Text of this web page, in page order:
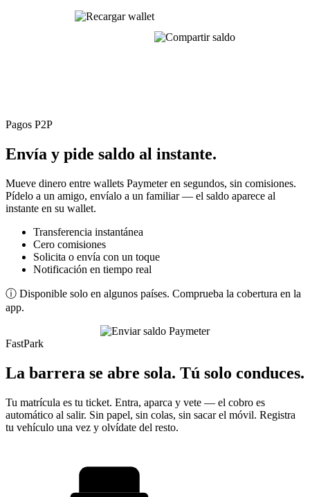
Pagos P2P
Envía y pide saldo al instante.
Mueve dinero entre wallets Paymeter en segundos, sin comisiones.
Pídelo a un amigo, envíalo a un familiar — el saldo aparece al
instante en su wallet.
Transferencia instantánea
Cero comisiones
Solicita o envía con un toque
Notificación en tiempo real
ⓘ Disponible solo en algunos países. Comprueba la cobertura en la
app.
FastPark
La barrera se abre sola. Tú solo conduces.
Tu matrícula es tu ticket. Entra, aparca y vete — el cobro es
automático al salir. Sin papel, sin colas, sin sacar el móvil. Registra
tu vehículo una vez y olvídate del resto.